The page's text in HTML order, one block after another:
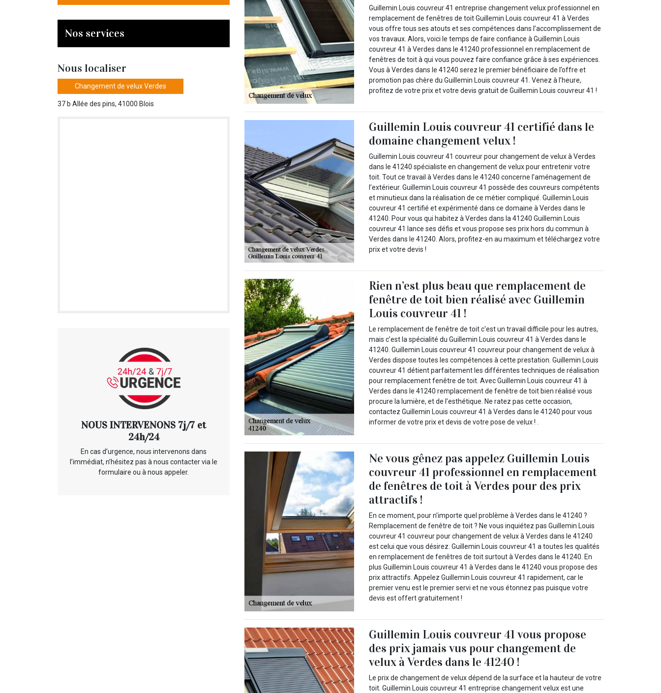
Nos services
Nous localiser
Changement de velux Verdes
37 b Allée des pins, 41000 Blois
NOUS INTERVENONS 7j/7 et
24h/24
En cas d’urgence, nous intervenons dans
l’immédiat, n’hésitez pas à nous contacter via le
formulaire ou à nous appeler.
Guillemin Louis couvreur 41 entreprise changement velux professionnel en
remplacement de fenêtres de toit Guillemin Louis couvreur 41 à Verdes
vous offre tous ses atouts et ses compétences dans l’accomplissement de
vos travaux. Alors, voici le temps de faire confiance à Guillemin Louis
couvreur 41 à Verdes dans le 41240 professionnel en remplacement de
fenêtres de toit à qui vous pouvez faire confiance grâce à ses expériences.
Vous à Verdes dans le 41240 serez le premier bénéficiaire de l’offre et
promotion pas chère du Guillemin Louis couvreur 41. Venez à l’heure,
profitez de votre prix et votre devis gratuit de Guillemin Louis couvreur 41 !
Guillemin Louis couvreur 41 certifié dans le
domaine changement velux !
Guillemin Louis couvreur 41 couvreur pour changement de velux à Verdes
dans le 41240 spécialiste en changement de velux pour entretenir votre
toit. Tout ce travail à Verdes dans le 41240 concerne l’aménagement de
l’extérieur. Guillemin Louis couvreur 41 possède des couvreurs compétents
et minutieux dans la réalisation de ce métier compliqué. Guillemin Louis
couvreur 41 certifié et expérimenté dans ce domaine à Verdes dans le
41240. Pour vous qui habitez à Verdes dans la 41240 Guillemin Louis
couvreur 41 lance ses défis et vous propose ses prix hors du commun à
Verdes dans le 41240. Alors, profitez-en au maximum et téléchargez votre
prix et votre devis !
Rien n’est plus beau que remplacement de
fenêtre de toit bien réalisé avec Guillemin
Louis couvreur 41 !
Le remplacement de fenêtre de toit c'est un travail difficile pour les autres,
mais c’est la spécialité du Guillemin Louis couvreur 41 à Verdes dans le
41240. Guillemin Louis couvreur 41 couvreur pour changement de velux à
Verdes dispose toutes les compétences à cette prestation. Guillemin Louis
couvreur 41 détient parfaitement les différentes techniques de réalisation
pour remplacement fenêtre de toit. Avec Guillemin Louis couvreur 41 à
Verdes dans le 41240 remplacement de fenêtre de toit bien réalisé vous
procure la lumière, et de l’esthétique. Ne ratez pas cette occasion,
contactez Guillemin Louis couvreur 41 à Verdes dans le 41240 pour vous
informer de votre prix et devis de votre pose de velux ! .
Ne vous gênez pas appelez Guillemin Louis
couvreur 41 professionnel en remplacement
de fenêtres de toit à Verdes pour des prix
attractifs !
En ce moment, pour n'importe quel problème à Verdes dans le 41240 ?
Remplacement de fenêtre de toit ? Ne vous inquiétez pas Guillemin Louis
couvreur 41 couvreur pour changement de velux à Verdes dans le 41240
est celui que vous désirez. Guillemin Louis couvreur 41 a toutes les qualités
en remplacement de fenêtres de toit surtout à Verdes dans le 41240. En
plus Guillemin Louis couvreur 41 à Verdes dans le 41240 vous propose des
prix attractifs. Appelez Guillemin Louis couvreur 41 rapidement, car le
premier venu est le premier servi et ne vous étonnez pas puisque votre
devis est offert gratuitement !
Guillemin Louis couvreur 41 vous propose
des prix jamais vus pour changement de
velux à Verdes dans le 41240 !
Le prix de changement de velux dépend de la surface et la hauteur de votre
toit. Guillemin Louis couvreur 41 entreprise changement velux est une